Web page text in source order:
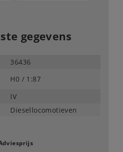
gegevens
36436
H0 / 1:87
IV
Diesellocomotieven